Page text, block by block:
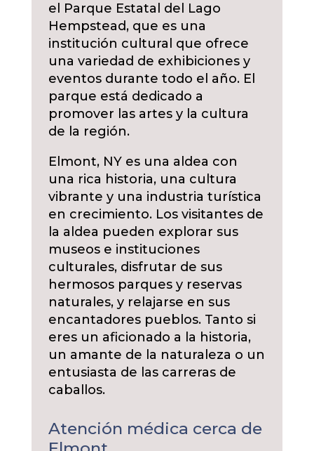
el Parque Estatal del Lago
Hempstead, que es una
institución cultural que ofrece
una variedad de exhibiciones y
eventos durante todo el año. El
parque está dedicado a
promover las artes y la cultura
de la región.
Elmont, NY es una aldea con
una rica historia, una cultura
vibrante y una industria turística
en crecimiento. Los visitantes de
la aldea pueden explorar sus
museos e instituciones
culturales, disfrutar de sus
hermosos parques y reservas
naturales, y relajarse en sus
encantadores pueblos. Tanto si
eres un aficionado a la historia,
un amante de la naturaleza o un
entusiasta de las carreras de
caballos.
Atención médica cerca de